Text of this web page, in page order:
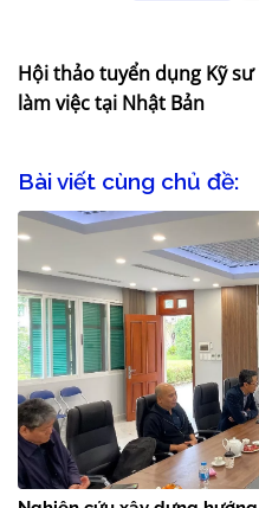
Hội thảo tuyển dụng Kỹ sư
làm việc tại Nhật Bản
Bài viết cùng chủ đề: